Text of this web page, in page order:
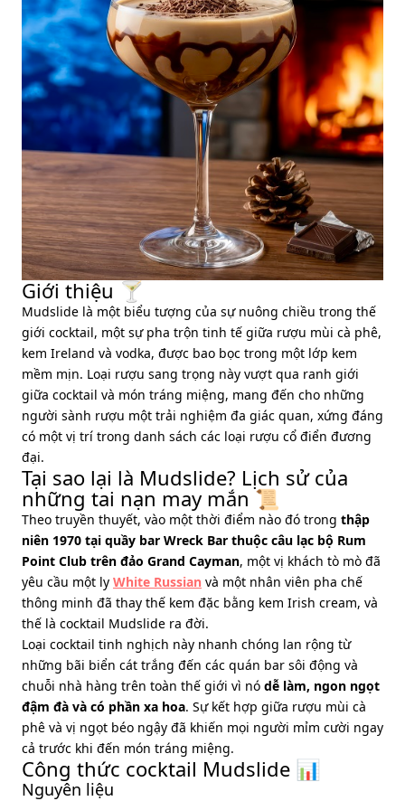
Giới thiệu 🍸
Mudslide là một biểu tượng của sự nuông chiều trong thế
giới cocktail, một sự pha trộn tinh tế giữa rượu mùi cà phê,
kem Ireland và vodka, được bao bọc trong một lớp kem
mềm mịn. Loại rượu sang trọng này vượt qua ranh giới
giữa cocktail và món tráng miệng, mang đến cho những
người sành rượu một trải nghiệm đa giác quan, xứng đáng
có một vị trí trong danh sách các loại rượu cổ điển đương
đại.
Tại sao lại là Mudslide? Lịch sử của
những tai nạn may mắn 📜
Theo truyền thuyết, vào một thời điểm nào đó trong thập
niên 1970 tại quầy bar Wreck Bar thuộc câu lạc bộ Rum
Point Club trên đảo Grand Cayman, một vị khách tò mò đã
yêu cầu một ly White Russian và một nhân viên pha chế
thông minh đã thay thế kem đặc bằng kem Irish cream, và
thế là cocktail Mudslide ra đời.
Loại cocktail tinh nghịch này nhanh chóng lan rộng từ
những bãi biển cát trắng đến các quán bar sôi động và
chuỗi nhà hàng trên toàn thế giới vì nó dễ làm, ngon ngọt
đậm đà và có phần xa hoa. Sự kết hợp giữa rượu mùi cà
phê và vị ngọt béo ngậy đã khiến mọi người mỉm cười ngay
cả trước khi đến món tráng miệng.
Công thức cocktail Mudslide 📊
Nguyên liệu